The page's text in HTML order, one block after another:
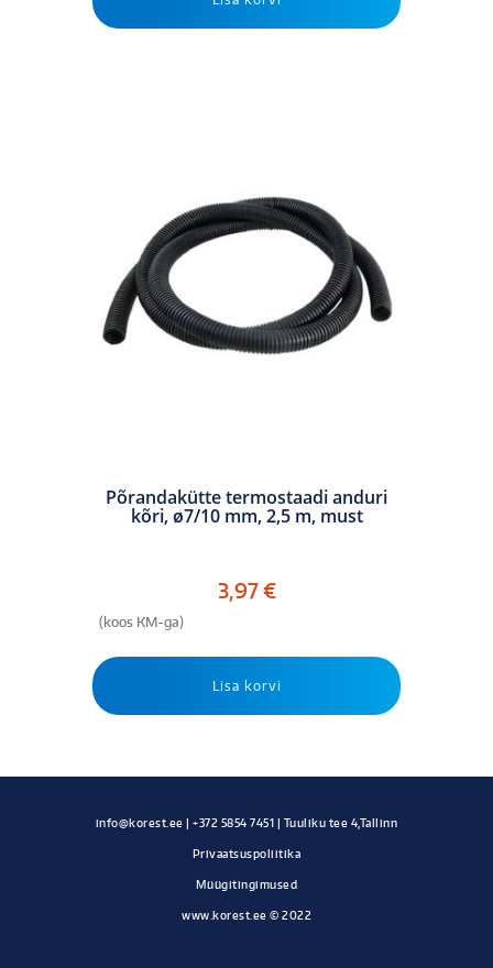
Põrandakütte termostaadi anduri
kõri, ø7/10 mm, 2,5 m, must
3,97€
(koos KM-ga)
Lisa korvi
Privaatsuspoliitika
Müügitingimused
www.korest.ee © 2022